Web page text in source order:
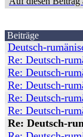
Beiträge
Deutsch-
Re: Deutsch-
Re: Deutsch-
Re: Deutsch-
Re: Deutsch-
Re: Deutsch-
Re: Deutsch-